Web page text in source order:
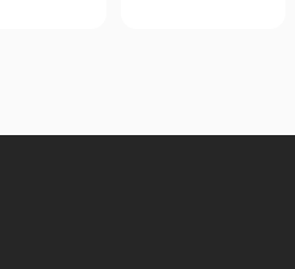
運算平
或升級
責任（S）與